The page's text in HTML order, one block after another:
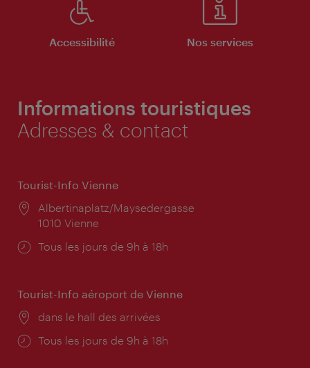
Accessibilité Nos services
Informations touristiques
Adresses & contact
Tourist-Info Vienne
Lieu:
Albertinaplatz/Maysedergasse
1010 Vienne
Horaires
Tous les jours de 9h à 18h
Tourist-Info aéroport de Vienne
Lieu:
dans le hall des arrivées
Horaires
Tous les jours de 9h à 18h